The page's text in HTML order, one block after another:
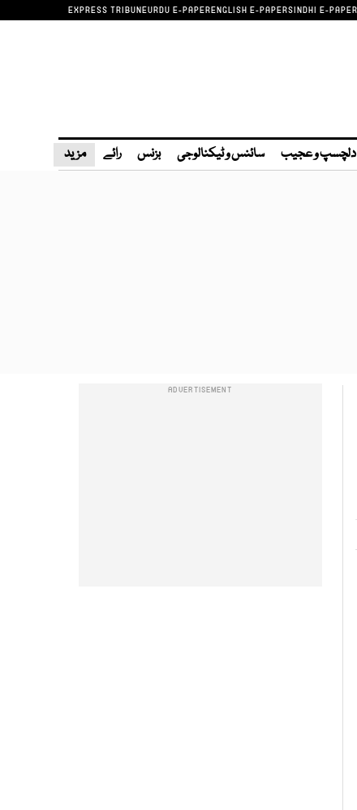
EXPRESS TRIBUNEURDU E-PAPERENGLISH E-PAPERSINDHI E-PAPER
دلچسپ و عجیب سائنس و ٹیکنالوجی بزنس رائے مزید